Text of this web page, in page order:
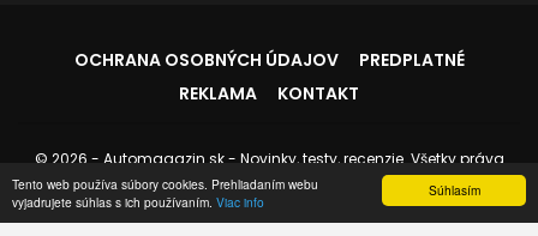
Súhlasím
Tento web používa súbory cookies. Prehliadaním webu
vyjadrujete súhlas s ich používaním. Viac info
OCHRANA OSOBNÝCH ÚDAJOV
PREDPLATNÉ
REKLAMA
KONTAKT
© 2026 - Automagazin.sk - Novinky, testy, recenzie. Všetky práva
vyhradené.
Stránku spravuje: